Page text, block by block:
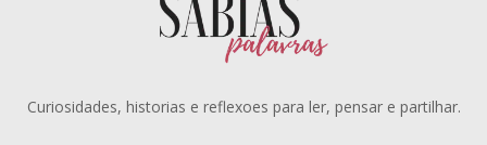
Curiosidades, historias e reflexoes para ler, pensar e partilhar.